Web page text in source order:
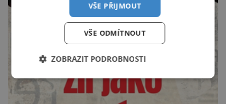
VŠE PŘIJMOUT
VŠE ODMÍTNOUT
ZOBRAZIT PODROBNOSTI